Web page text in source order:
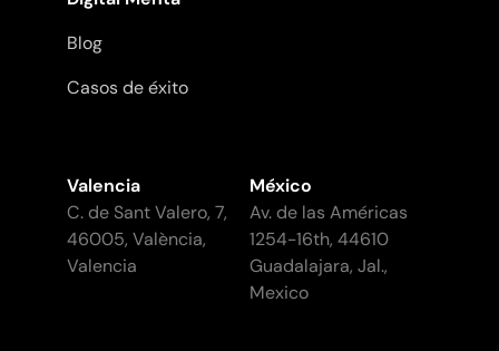
Blog
Casos de éxito
Valencia
C. de Sant Valero, 7,
46005, València,
Valencia
México
Av. de las Américas
1254-16th, 44610
Guadalajara, Jal.,
Mexico